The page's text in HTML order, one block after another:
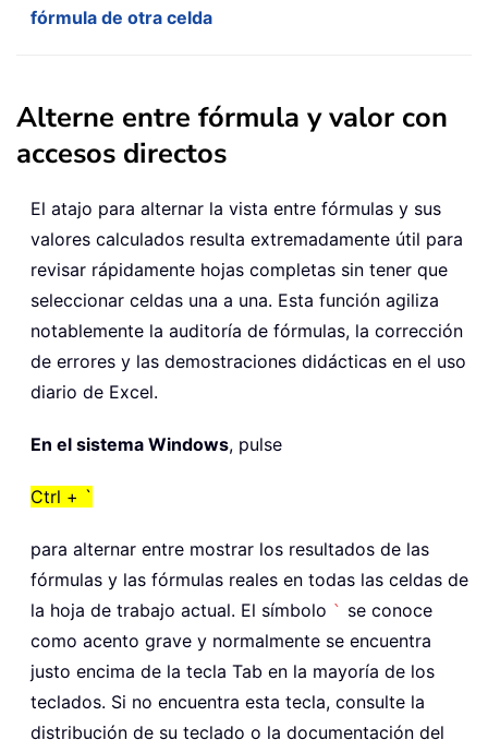
fórmula de otra celda
Alterne entre fórmula y valor con
accesos directos
El atajo para alternar la vista entre fórmulas y sus
valores calculados resulta extremadamente útil para
revisar rápidamente hojas completas sin tener que
seleccionar celdas una a una. Esta función agiliza
notablemente la auditoría de fórmulas, la corrección
de errores y las demostraciones didácticas en el uso
diario de Excel.
En el sistema Windows, pulse
Ctrl + `
para alternar entre mostrar los resultados de las
fórmulas y las fórmulas reales en todas las celdas de
la hoja de trabajo actual. El símbolo ` se conoce
como acento grave y normalmente se encuentra
justo encima de la tecla Tab en la mayoría de los
teclados. Si no encuentra esta tecla, consulte la
distribución de su teclado o la documentación del